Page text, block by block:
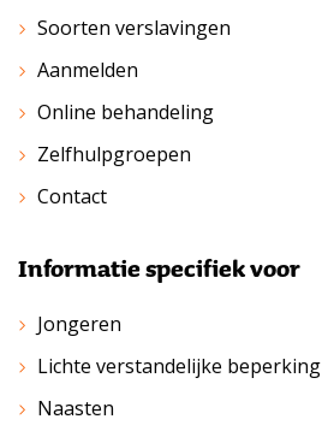
Soorten verslavingen
Aanmelden
Online behandeling
Zelfhulpgroepen
Contact
Informatie specifiek voor
Jongeren
Lichte verstandelijke beperking
Naasten